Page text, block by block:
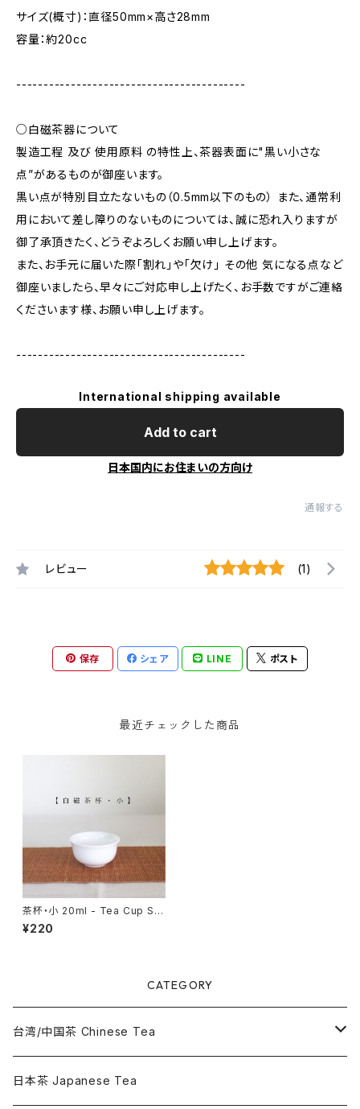
サイズ(概寸)：直径50mm×高さ28mm
容量：約20cc
------------------------------------------
○白磁茶器について
製造工程 及び 使用原料 の特性上、茶器表面に"黒い小さな
点”があるものが御座います。
黒い点が特別目立たないもの（0.5mm以下のもの） また、通常利
用において差し障りのないものについては、誠に恐れ入りますが
御了承頂きたく、どうぞよろしくお願い申し上げます。
また、お手元に届いた際「割れ」や「欠け」 その他 気になる点など
御座いましたら、早々にご対応申し上げたく、お手数ですがご連絡
くださいます様、お願い申し上げます。
------------------------------------------
International shipping available
Add to cart
日本国内にお住まいの方向け
通報する
レビュー (1)
保存 シェア LINE ポスト
最近チェックした商品
茶杯・小 20ml - Tea Cup Sm
all -
¥220
CATEGORY
台湾/中国茶 Chinese Tea
烏龍茶 Oolong Tea
日本茶 Japanese Tea